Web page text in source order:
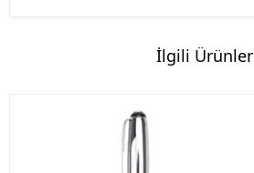
İlgili Ürünler